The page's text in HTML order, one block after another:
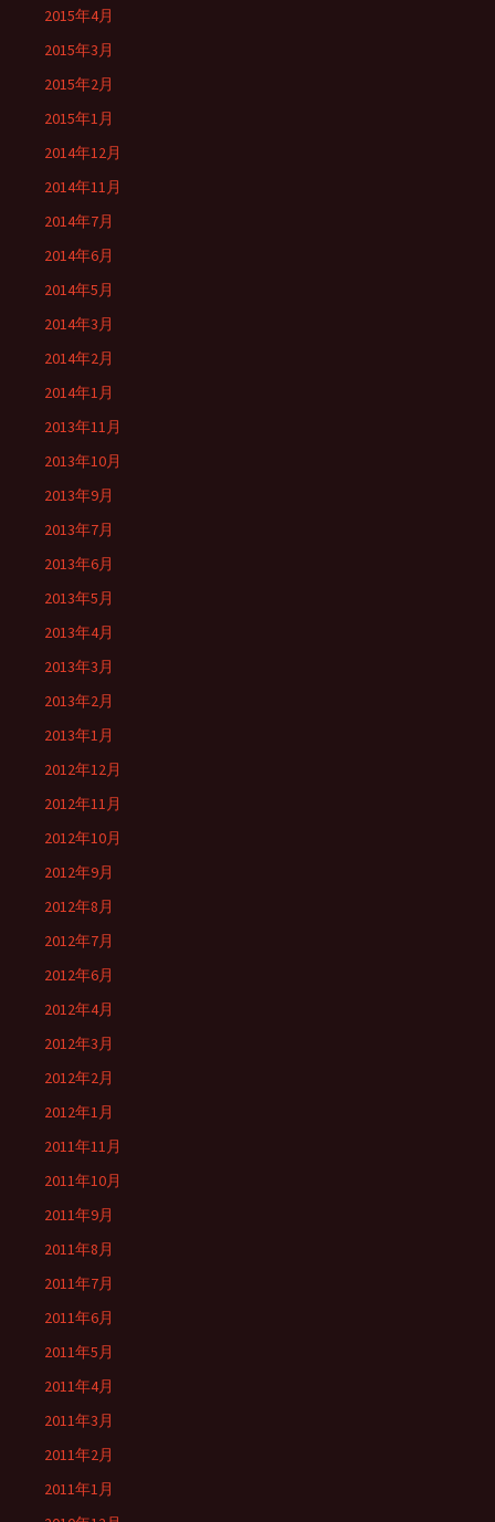
2015年4月
2015年3月
2015年2月
2015年1月
2014年12月
2014年11月
2014年7月
2014年6月
2014年5月
2014年3月
2014年2月
2014年1月
2013年11月
2013年10月
2013年9月
2013年7月
2013年6月
2013年5月
2013年4月
2013年3月
2013年2月
2013年1月
2012年12月
2012年11月
2012年10月
2012年9月
2012年8月
2012年7月
2012年6月
2012年4月
2012年3月
2012年2月
2012年1月
2011年11月
2011年10月
2011年9月
2011年8月
2011年7月
2011年6月
2011年5月
2011年4月
2011年3月
2011年2月
2011年1月